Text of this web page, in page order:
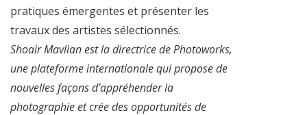
pratiques émergentes et présenter les
travaux des artistes sélectionnés.
Shoair Mavlian est la directrice de Photoworks,
une plateforme internationale qui propose de
nouvelles façons d’appréhender la
photographie et crée des opportunités de